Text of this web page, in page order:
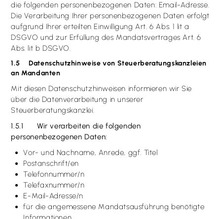
die folgenden personenbezogenen Daten: Email-Adresse.
Die Verarbeitung Ihrer personenbezogenen Daten erfolgt
aufgrund Ihrer erteilten Einwilligung Art. 6 Abs. 1 lit a
DSGVO und zur Erfüllung des Mandatsvertrages Art. 6
Abs. lit b DSGVO.
1.5 Datenschutzhinweise von Steuerberatungskanzleien
an Mandanten
Mit diesen Datenschutzhinweisen informieren wir Sie
über die Datenverarbeitung in unserer
Steuerberatungskanzlei.
1.5.1 Wir verarbeiten die folgenden
personenbezogenen Daten:
Vor- und Nachname, Anrede, ggf. Titel
Postanschrift/en
Telefonnummer/n
Telefaxnummer/n
E-Mail-Adresse/n
für die angemessene Mandatsausführung benötigte